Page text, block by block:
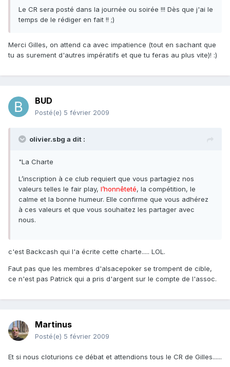
Le CR sera posté dans la journée ou soirée !!! Dès que j'ai le
temps de le rédiger en fait !! ;)
Merci Gilles, on attend ca avec impatience (tout en sachant que
tu as surement d'autres impératifs et que tu feras au plus vite)! :)
BUD
Posté(e) 5 février 2009
olivier.sbg a dit :
"La Charte
L’inscription à ce club requiert que vous partagiez nos
valeurs telles le fair play, l’honnêteté, la compétition, le
calme et la bonne humeur. Elle confirme que vous adhérez
à ces valeurs et que vous souhaitez les partager avec
nous.
c'est Backcash qui l'a écrite cette charte..... LOL.
Faut pas que les membres d'alsacepoker se trompent de cible,
ce n'est pas Patrick qui a pris d'argent sur le compte de l'assoc.
Martinus
Posté(e) 5 février 2009
Et si nous cloturions ce débat et attendions tous le CR de Gilles......